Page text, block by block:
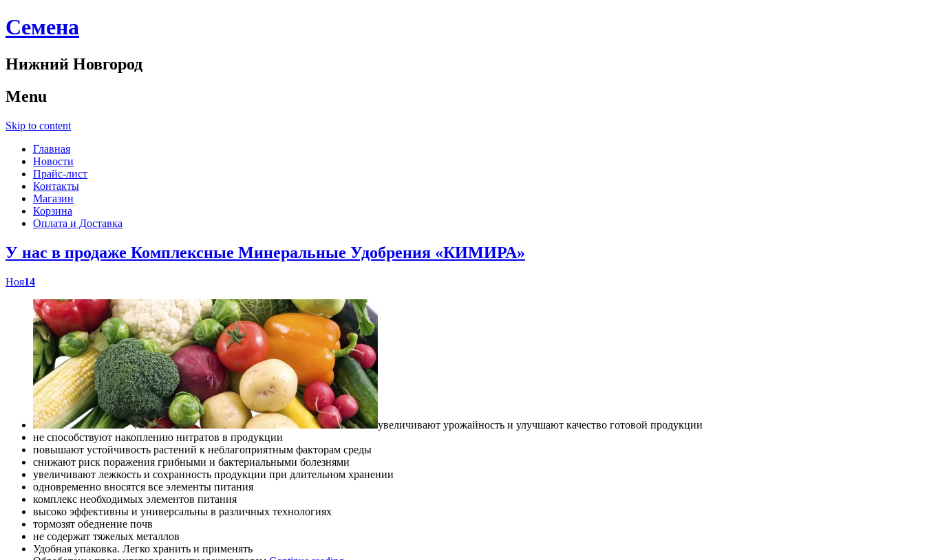
Cемена
Нижний Новгород
Menu
Skip to content
Главная
Новости
Прайс-лист
Контакты
Магазин
Корзина
Оплата и Доставка
У нас в продаже Комплексные Минеральные Удобрения «КИМИРА»
Ноя14
увеличивают урожайность и улучшают качество готовой продукции
не способствуют накоплению нитратов в продукции
повышают устойчивость растений к неблагоприятным факторам среды
снижают риск поражения грибными и бактериальными болезнями
увеличивают лежкость и сохранность продукции при длительном хранении
одновременно вносятся все элементы питания
комплекс необходимых элементов питания
высоко эффективны и универсальны в различных технологиях
тормозят обеднение почв
не содержат тяжелых металлов
Удобная упаковка. Легко хранить и применять